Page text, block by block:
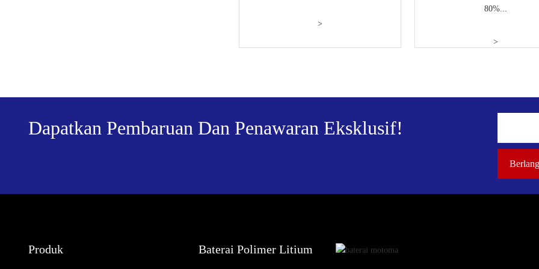
>
80%...
>
Dapatkan Pembaruan Dan Penawaran Eksklusif!
Produk Baterai Polimer Litium